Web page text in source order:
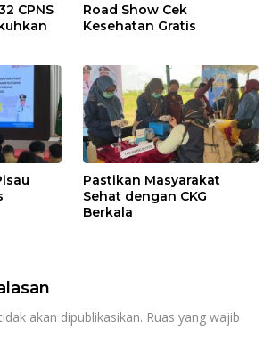
CPNS
Road Show Cek
Kesehatan Gratis
Pastikan Masyarakat
Sehat dengan CKG
Berkala
akan dipublikasikan. Ruas yang wajib